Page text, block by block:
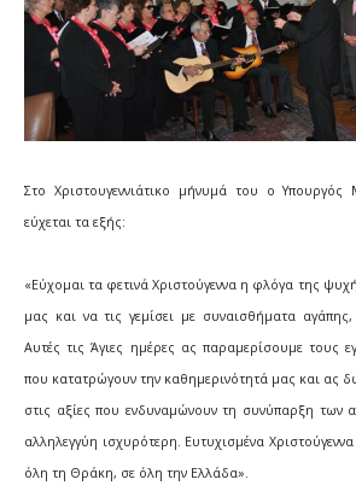
Στο Χριστουγεννιάτικο μήνυμά του ο
εύχεται τα εξής:
«Εύχομαι τα φετινά Χριστούγεννα η φλόγα της
μας και να τις γεμίσει με συναισθήματα
Αυτές τις Άγιες ημέρες ας παραμερίσουμε τους
που κατατρώγουν την καθημερινότητά μας και ας
στις αξίες που ενδυναμώνουν τη συνύπαρξη των
αλληλεγγύη ισχυρότερη. Ευτυχισμένα
όλη τη Θράκη, σε όλη την Ελλάδα».